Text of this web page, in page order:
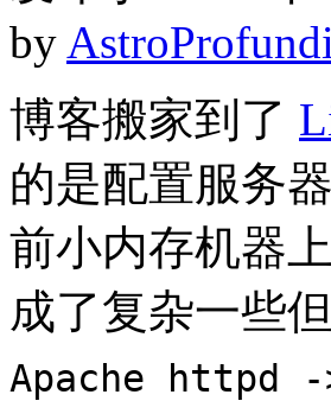
by
博客搬家到了
的是配置服务
前小内存机器
成了复杂一些
Apache httpd